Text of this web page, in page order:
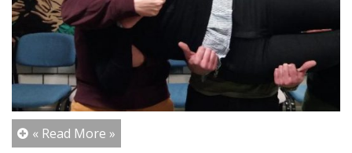
« Read More »